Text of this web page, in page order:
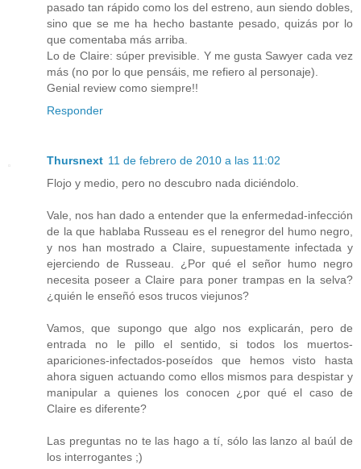
pasado tan rápido como los del estreno, aun siendo dobles,
sino que se me ha hecho bastante pesado, quizás por lo
que comentaba más arriba.
Lo de Claire: súper previsible. Y me gusta Sawyer cada vez
más (no por lo que pensáis, me refiero al personaje).
Genial review como siempre!!
Responder
Thursnext 11 de febrero de 2010 a las 11:02
Flojo y medio, pero no descubro nada diciéndolo.
Vale, nos han dado a entender que la enfermedad-infección
de la que hablaba Russeau es el renegror del humo negro,
y nos han mostrado a Claire, supuestamente infectada y
ejerciendo de Russeau. ¿Por qué el señor humo negro
necesita poseer a Claire para poner trampas en la selva?
¿quién le enseñó esos trucos viejunos?
Vamos, que supongo que algo nos explicarán, pero de
entrada no le pillo el sentido, si todos los muertos-
apariciones-infectados-poseídos que hemos visto hasta
ahora siguen actuando como ellos mismos para despistar y
manipular a quienes los conocen ¿por qué el caso de
Claire es diferente?
Las preguntas no te las hago a tí, sólo las lanzo al baúl de
los interrogantes ;)